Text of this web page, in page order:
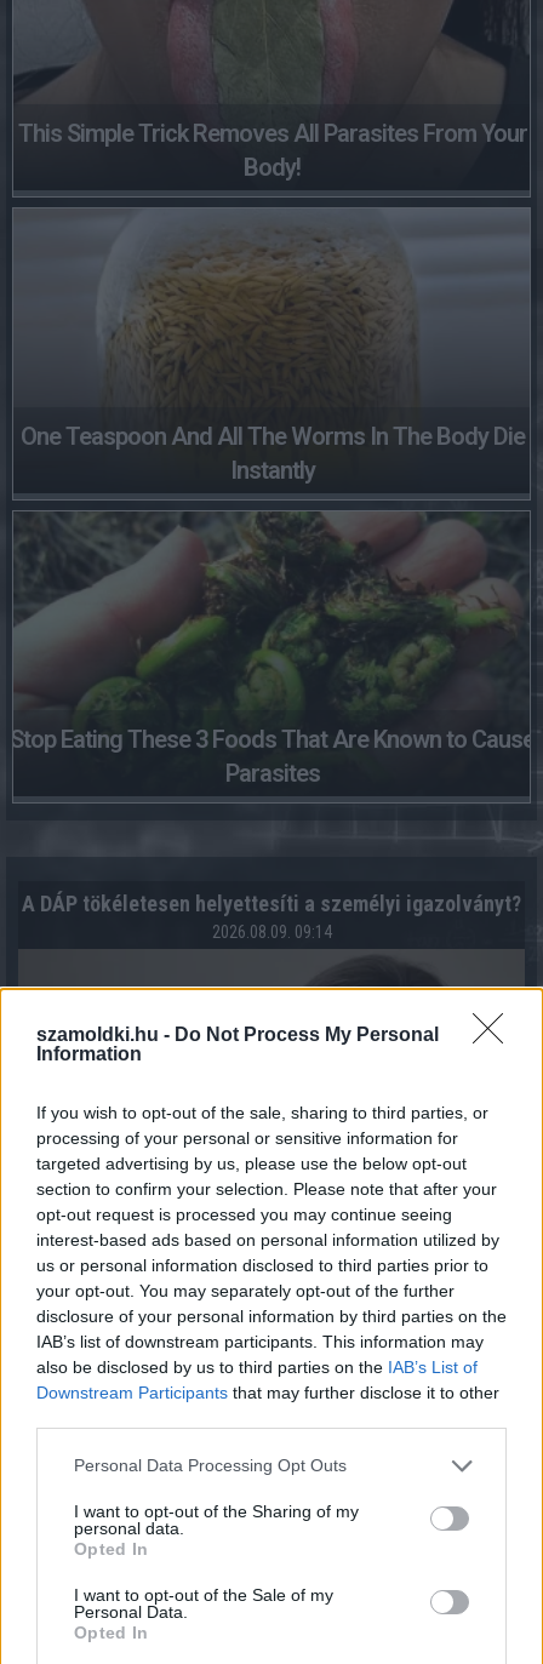
szamoldki.hu - Do Not Process My Personal
Information
If you wish to opt-out of the sale, sharing to third parties, or
processing of your personal or sensitive information for
targeted advertising by us, please use the below opt-out
section to confirm your selection. Please note that after your
opt-out request is processed you may continue seeing
interest-based ads based on personal information utilized by
us or personal information disclosed to third parties prior to
your opt-out. You may separately opt-out of the further
disclosure of your personal information by third parties on the
IAB’s list of downstream participants. This information may
also be disclosed by us to third parties on the IAB’s List of
Downstream Participants that may further disclose it to other
Please note that this website/app uses one or more Google
not limited to your visit or usage behaviour. You may click to
grant or deny consent to Google and its third-party tags to
use your data for below specified purposes in below Google
consent section.
Personal Data Processing Opt Outs
I want to opt-out of the Sharing of my
personal data.
Opted In
I want to opt-out of the Sale of my
Personal Data.
Opted In
This Simple Trick Removes All Parasites From Your
Body!
One Teaspoon And All The Worms In The Body Die
Instantly
Stop Eating These 3 Foods That Are Known to Cause
Parasites
A DÁP tökéletesen helyettesíti a személyi igazolványt?
2026.08.09. 09:14
A legtöbb mikroműanyag az eldobható ételdobozokból
kerül az ebédünkbe